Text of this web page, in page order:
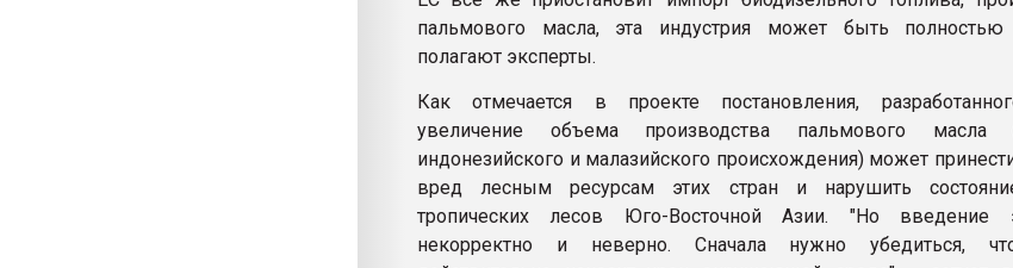
пальмового масла, эта индустрия может быть полностью
полагают эксперты.
Как отмечается в проекте постановления,
увеличение объема производства пальмового
индонезийского и малазийского происхождения) может
вред лесным ресурсам этих стран и нарушить
тропических лесов Юго-Восточной Азии. "Но введение
некорректно и неверно. Сначала нужно убедиться,